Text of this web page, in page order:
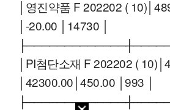
│영진약품 F 202202 (
│-20.00 │14730 │
│PI첨단소재 F 202202 (
│42300.00│450.00 │993 │